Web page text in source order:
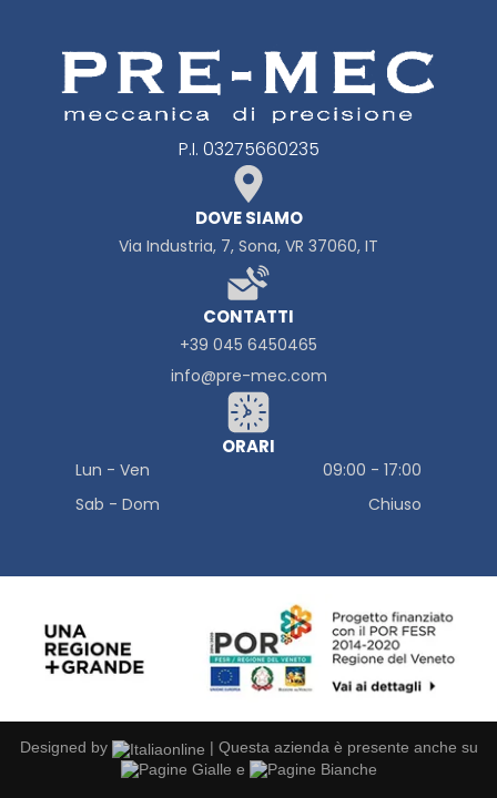
P.I. 03275660235
DOVE SIAMO
Via Industria, 7, Sona, VR 37060, IT
CONTATTI
+39 045 6450465
info@pre-mec.com
ORARI
Lun - Ven 09:00 -17:00
Sab - Dom
Chiuso
Designed by | Questa azienda è presente anche su
e